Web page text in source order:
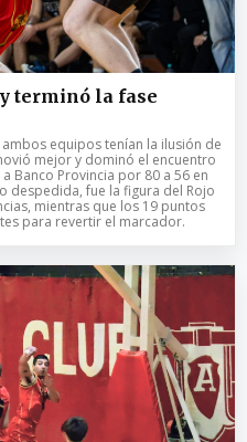
terminó la fase
equipos tenían la ilusión de
mejor y dominó el encuentro
Banco Provincia por 80 a 56 en
despedida, fue la figura del Rojo
mientras que los 19 puntos
para revertir el marcador.